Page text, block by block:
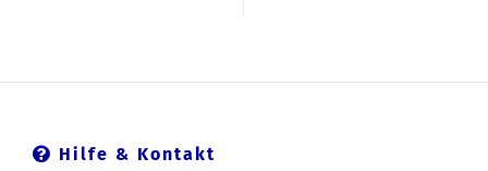
Hilfe & Kontakt